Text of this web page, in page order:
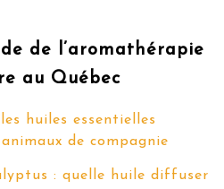
de l’aromathérapie
au Québec
huiles essentielles
de compagnie
: quelle huile diffuser